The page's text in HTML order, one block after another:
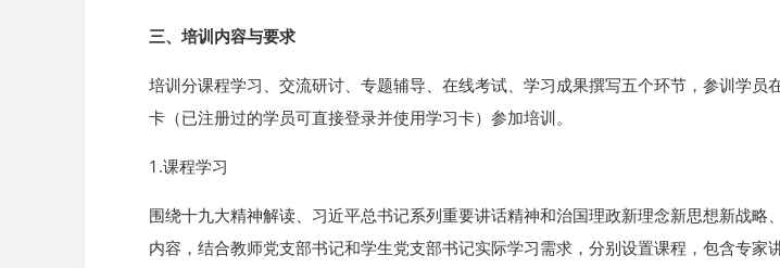
三、培训内容与要求
培训分课程学习、交流研讨、专题辅导、在线考试、学习成果撰写五个环节，参训学
卡（已注册过的学员可直接登录并使用学习卡）参加培训。
1.课程学习
围绕十九大精神解读、习近平总书记系列重要讲话精神和治国理政新理念新思想新战
内容，结合教师党支部书记和学生党支部书记实际学习需求，分别设置课程，包含专